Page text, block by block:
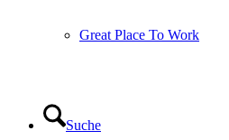
Great Place To Work
Suche